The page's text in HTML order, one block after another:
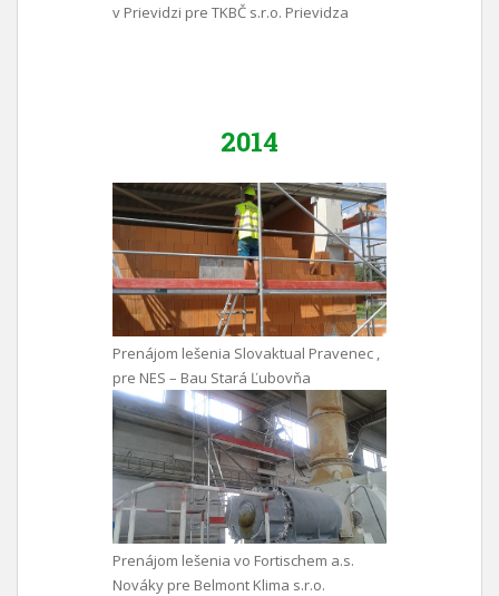
v Prievidzi pre TKBČ s.r.o. Prievidza
2014
Prenájom lešenia Slovaktual Pravenec ,
pre NES – Bau Stará Ľubovňa
Prenájom lešenia vo Fortischem a.s.
Nováky pre Belmont Klima s.r.o.